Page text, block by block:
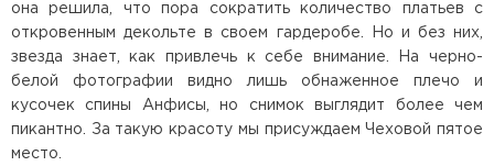
она решила, что пора сократить количество платьев с
откровенным декольте в своем гардеробе. Но и без них,
звезда знает, как привлечь к себе внимание. На черно-
белой фотографии видно лишь обнаженное плечо и
кусочек спины Анфисы, но снимок выглядит более чем
пикантно. За такую красоту мы присуждаем Чеховой пятое
место.